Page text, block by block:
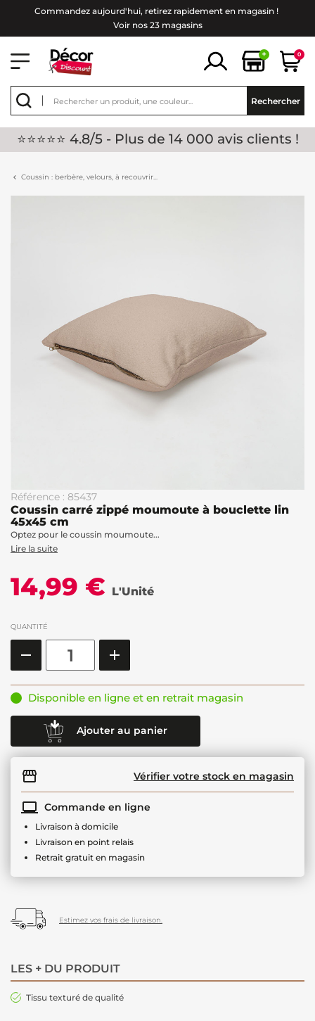
Commandez aujourd'hui, retirez rapidement en magasin !
Voir nos 23 magasins
+ 0
Rechercher
⭐⭐⭐⭐⭐ 4.8/5 - Plus de 14 000 avis clients !
Coussin : berbère, velours, à recouvrir...
Référence : 85437
Coussin carré zippé moumoute à bouclette lin
45x45 cm
Optez pour le coussin moumoute...
Lire la suite
14,99 € L'Unité
QUANTITÉ
Disponible en ligne et en retrait magasin
Ajouter au panier
Vérifier votre stock en magasin
Commande en ligne
Livraison à domicile
Livraison en point relais
Retrait gratuit en magasin
Estimez vos frais de livraison.
LES + DU PRODUIT
Tissu texturé de qualité